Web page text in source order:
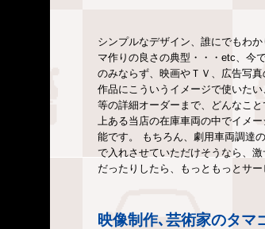
シンプルなデザイン、誰にでもわ
マ作りの良さの典型・・・etc、今
のみならず、映画やＴＶ、広告写
作品にこういうイメージで使いた
等の詳細オーダーまで、どんなこ
上ある当店の在庫車両の中でイメ
能です。 もちろん、劇用車両調達
で入れさせていただけそうなら、
だったりしたら、もっともっとサ
映像制作､芸術家のタマ